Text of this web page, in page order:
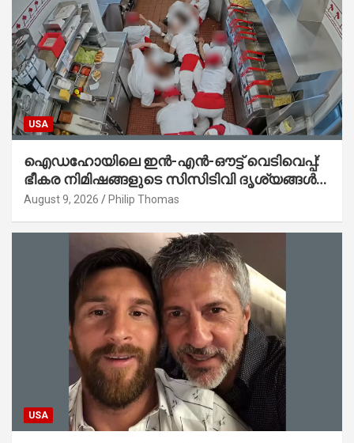
USA
ഐഡഹോയിലെ ഇൻ-എൻ-ഔട്ട് വെടിവെപ്പ്:
ഭീകര നിമിഷങ്ങളുടെ സിസിടിവി ദൃശ്യങ്ങൾ
പുറത്ത്; ആക്രമണത്തിന് പിന്നിലെ കാരണം
August 9, 2026 Philip Thomas
USA